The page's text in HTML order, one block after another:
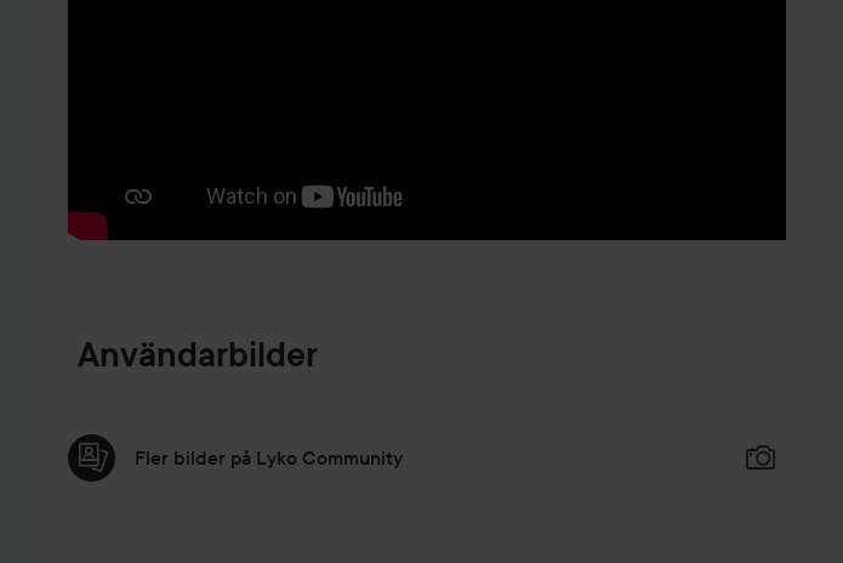
Användarbilder
Fler bilder på Lyko Community